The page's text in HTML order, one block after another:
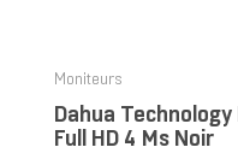
Moniteurs
Dahua
Full HD 4 Ms Noir